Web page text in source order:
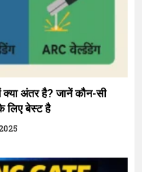
अंतर है? जानें कौन-सी
लिए बेस्ट है